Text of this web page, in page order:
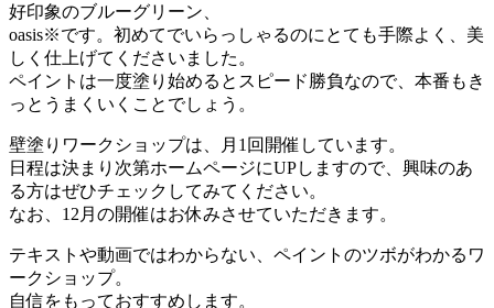
好印象のブルーグリーン、
oasis※です。初めてでいらっしゃるのにとても手際よく、美
しく仕上げてくださいました。
ペイントは一度塗り始めるとスピード勝負なので、本番もき
っとうまくいくことでしょう。
壁塗りワークショップは、月1回開催しています。
日程は決まり次第ホームページにUPしますので、興味のあ
る方はぜひチェックしてみてください。
なお、12月の開催はお休みさせていただきます。
テキストや動画ではわからない、ペイントのツボがわかるワ
ークショップ。
自信をもっておすすめします。